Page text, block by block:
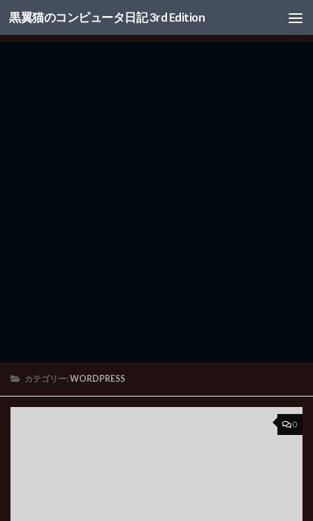
コンテンツへスキップ
黒翼猫のコンピュータ日記 3rd Edition
カテゴリー:WORDPRESS
0